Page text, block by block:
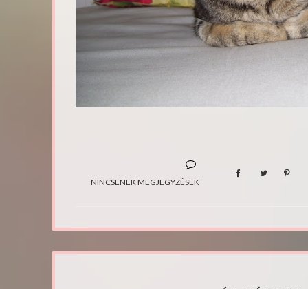
NINCSENEK MEGJEGYZÉSEK